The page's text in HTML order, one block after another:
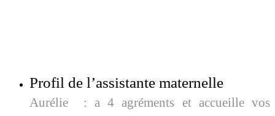
Profil de l’assistante maternelle
Aurélie : a 4 agréments et accueille vos